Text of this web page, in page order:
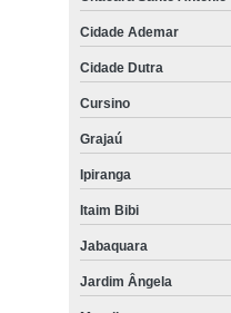
Cidade Ademar
Cidade Dutra
Cursino
Grajaú
Ipiranga
Itaim Bibi
Jabaquara
Jardim Ângela